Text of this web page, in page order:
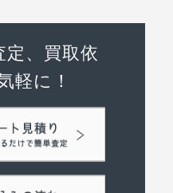
定、買取依
軽に！